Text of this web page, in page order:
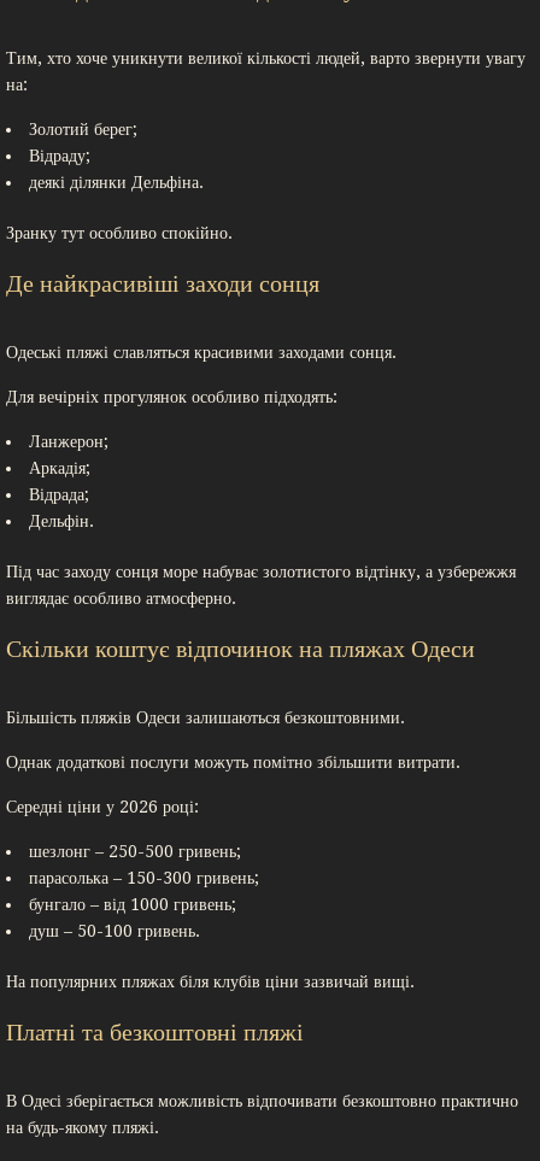
Тим, хто хоче уникнути великої кількості людей, варто звернути увагу
на:
Золотий берег;
Відраду;
деякі ділянки Дельфіна.
Зранку тут особливо спокійно.
Де найкрасивіші заходи сонця
Одеські пляжі славляться красивими заходами сонця.
Для вечірніх прогулянок особливо підходять:
Ланжерон;
Аркадія;
Відрада;
Дельфін.
Під час заходу сонця море набуває золотистого відтінку, а узбережжя
виглядає особливо атмосферно.
Скільки коштує відпочинок на пляжах Одеси
Більшість пляжів Одеси залишаються безкоштовними.
Однак додаткові послуги можуть помітно збільшити витрати.
Середні ціни у 2026 році:
шезлонг – 250-500 гривень;
парасолька – 150-300 гривень;
бунгало – від 1000 гривень;
душ – 50-100 гривень.
На популярних пляжах біля клубів ціни зазвичай вищі.
Платні та безкоштовні пляжі
В Одесі зберігається можливість відпочивати безкоштовно практично
на будь-якому пляжі.